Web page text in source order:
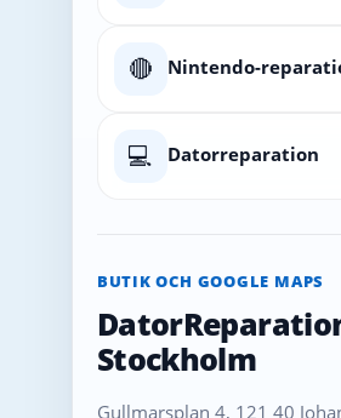
🔴 Nintendo-
💻 Datorreparation
BUTIK OCH GOOGLE MAPS
Stockholm
Gullmarsplan 4, 121 40